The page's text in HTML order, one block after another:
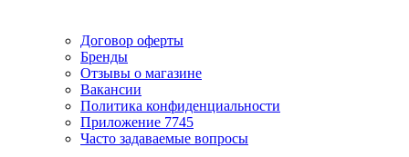
Договор оферты
Бренды
Отзывы о магазине
Вакансии
Политика конфиденциальности
Приложение 7745
Часто задаваемые вопросы